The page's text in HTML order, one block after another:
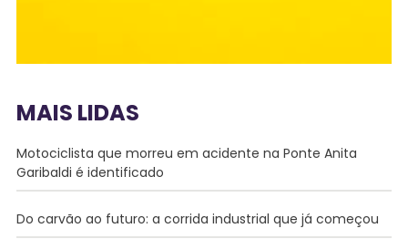
MAIS LIDAS
Motociclista que morreu em acidente na Ponte Anita
Garibaldi é identificado
Do carvão ao futuro: a corrida industrial que já começou